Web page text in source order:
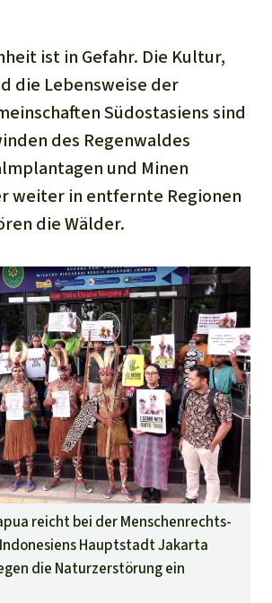
ist in Gefahr. Die Kultur,
die Lebensweise der
Südostasiens sind
des Regenwaldes
und Minen
weiter in entfernte Regionen
die Wälder.
reicht bei der Menschenrechts-
Hauptstadt Jakarta
die Naturzerstörung ein